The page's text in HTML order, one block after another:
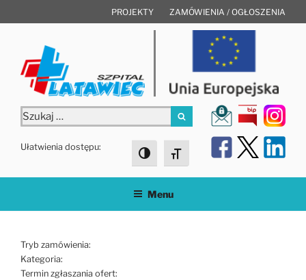
do
PROJEKTY ZAMÓWIENIA / OGŁOSZENIA
Szukaj:
Szukaj
Ułatwienia dostępu:
Toggle High Contrast
Toggle Font size
Menu
Tryb zamówienia:
Kategoria:
Termin zgłaszania ofert: